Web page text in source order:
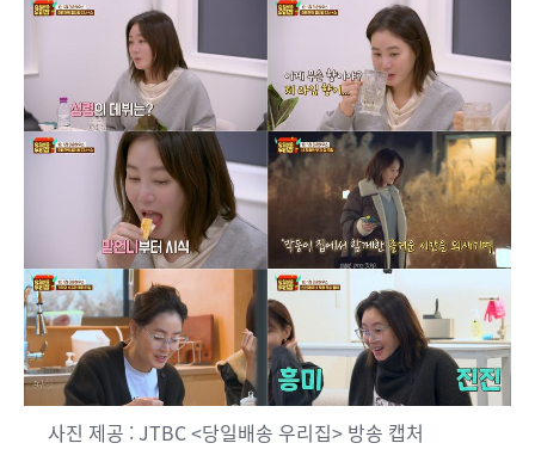
사진 제공 : JTBC <당일배송 우리집> 방송 캡처